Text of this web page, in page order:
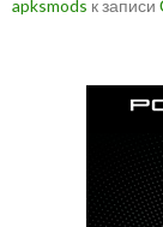
apksmods к записи